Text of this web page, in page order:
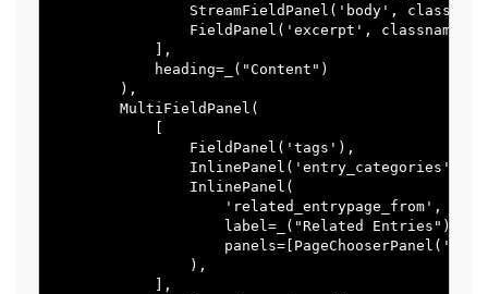
StreamFieldPanel('body',
FieldPanel('excerpt',
            ],
            heading=_("Content")
        ),
        MultiFieldPanel(
            [
                FieldPanel('tags'),
InlinePanel('entry_categories',
                InlinePanel(
                    'related_entrypage_from',
                    label=_("Related Entries"),
                ),
            ],